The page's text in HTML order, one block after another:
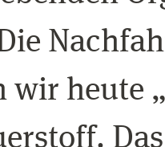
wir heute